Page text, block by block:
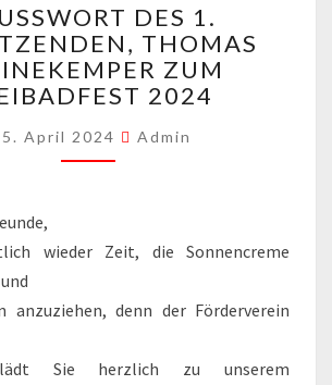
ES 1
. V
ORSITZENDEN, T
HOMAS K
UM F
REIBADFEST 2
DES 1. V
THOMAS K
ZUM F
2024
5. April 2024 Admin
wieder Zeit, die Sonnencreme
anzuziehen, denn der Förderverein
lädt Sie herzlich zu unserem